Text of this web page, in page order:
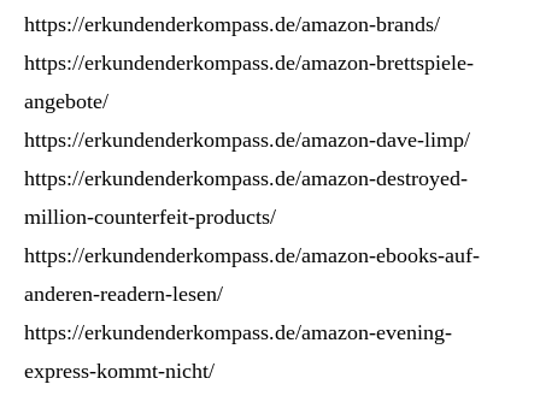
https://erkundenderkompass.de/amazon-brands/
https://erkundenderkompass.de/amazon-brettspiele-
angebote/
https://erkundenderkompass.de/amazon-dave-limp/
https://erkundenderkompass.de/amazon-destroyed-
million-counterfeit-products/
https://erkundenderkompass.de/amazon-ebooks-auf-
anderen-readern-lesen/
https://erkundenderkompass.de/amazon-evening-
express-kommt-nicht/